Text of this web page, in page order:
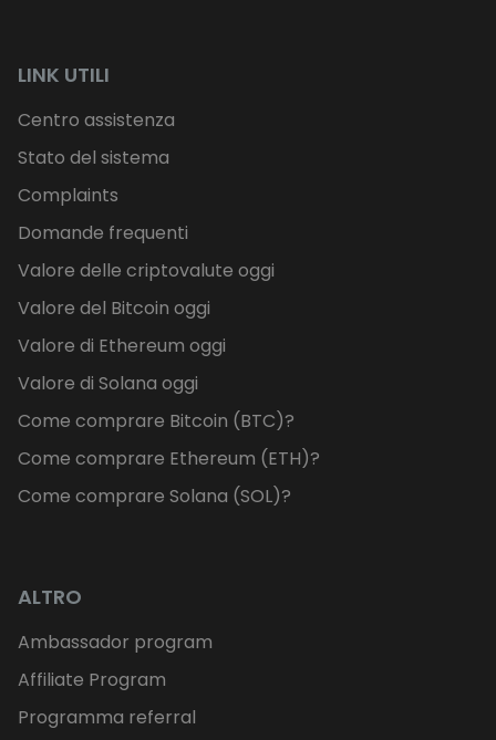
LINK UTILI
Centro assistenza
Stato del sistema
Complaints
Domande frequenti
Valore delle criptovalute oggi
Valore del Bitcoin oggi
Valore di Ethereum oggi
Valore di Solana oggi
Come comprare Bitcoin (BTC)?
Come comprare Ethereum (ETH)?
Come comprare Solana (SOL)?
ALTRO
Ambassador program
Affiliate Program
Programma referral